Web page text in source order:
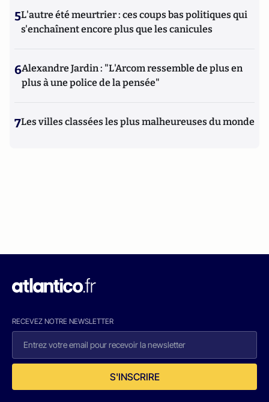
5L'autre été meurtrier : ces coups bas politiques qui
s'enchaînent encore plus que les canicules
6Alexandre Jardin : "L'Arcom ressemble de plus en
plus à une police de la pensée"
7Les villes classées les plus malheureuses du monde
RECEVEZ NOTRE NEWSLETTER
S'INSCRIRE